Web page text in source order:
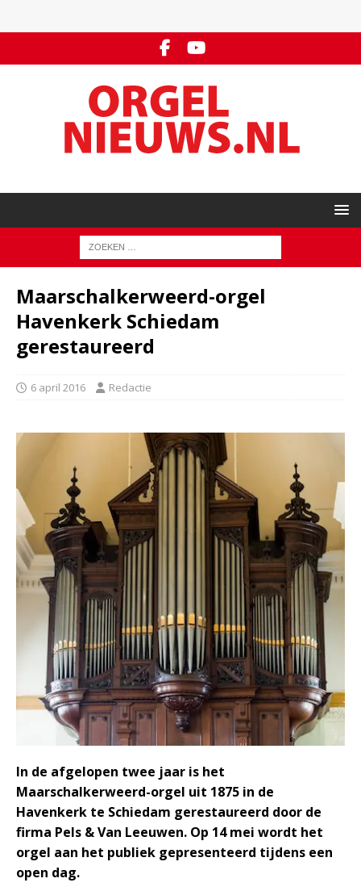
Maarschalkerweerd-orgel
Havenkerk Schiedam
gerestaureerd
6 april 2016 Redactie
In de afgelopen twee jaar is het
Maarschalkerweerd-orgel uit 1875 in de
Havenkerk te Schiedam gerestaureerd door de
firma Pels & Van Leeuwen. Op 14 mei wordt het
orgel aan het publiek gepresenteerd tijdens een
open dag.